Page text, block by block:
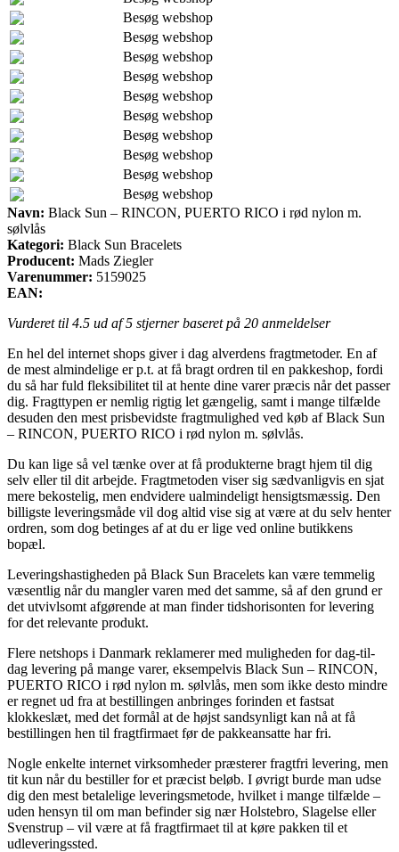
Besøg webshop
Besøg webshop
Besøg webshop
Besøg webshop
Besøg webshop
Besøg webshop
Besøg webshop
Besøg webshop
Besøg webshop
Besøg webshop
Navn: Black Sun – RINCON, PUERTO RICO i rød nylon m.
sølvlås
Kategori: Black Sun Bracelets
Producent: Mads Ziegler
Varenummer: 5159025
EAN:
Vurderet til 4.5 ud af 5 stjerner baseret på 20 anmeldelser
En hel del internet shops giver i dag alverdens fragtmetoder. En af
de mest almindelige er p.t. at få bragt ordren til en pakkeshop, fordi
du så har fuld fleksibilitet til at hente dine varer præcis når det passer
dig. Fragttypen er nemlig rigtig let gængelig, samt i mange tilfælde
desuden den mest prisbevidste fragtmulighed ved køb af Black Sun
– RINCON, PUERTO RICO i rød nylon m. sølvlås.
Du kan lige så vel tænke over at få produkterne bragt hjem til dig
selv eller til dit arbejde. Fragtmetoden viser sig sædvanligvis en sjat
mere bekostelig, men endvidere ualmindeligt hensigtsmæssig. Den
billigste leveringsmåde vil dog altid vise sig at være at du selv henter
ordren, som dog betinges af at du er lige ved online butikkens
bopæl.
Leveringshastigheden på Black Sun Bracelets kan være temmelig
væsentlig når du mangler varen med det samme, så af den grund er
det utvivlsomt afgørende at man finder tidshorisonten for levering
for det relevante produkt.
Flere netshops i Danmark reklamerer med muligheden for dag-til-
dag levering på mange varer, eksempelvis Black Sun – RINCON,
PUERTO RICO i rød nylon m. sølvlås, men som ikke desto mindre
er regnet ud fra at bestillingen anbringes forinden et fastsat
klokkeslæt, med det formål at de højst sandsynligt kan nå at få
bestillingen hen til fragtfirmaet før de pakkeansatte har fri.
Nogle enkelte internet virksomheder præsterer fragtfri levering, men
tit kun når du bestiller for et præcist beløb. I øvrigt burde man udse
dig den mest betalelige leveringsmetode, hvilket i mange tilfælde –
uden hensyn til om man befinder sig nær Holstebro, Slagelse eller
Svenstrup – vil være at få fragtfirmaet til at køre pakken til et
udleveringssted.